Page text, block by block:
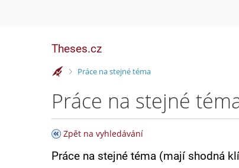
Theses.cz
>Práce na stejné téma
Práce na stejné
Zpět na vyhledávání
Práce na stejné téma (mají shodná